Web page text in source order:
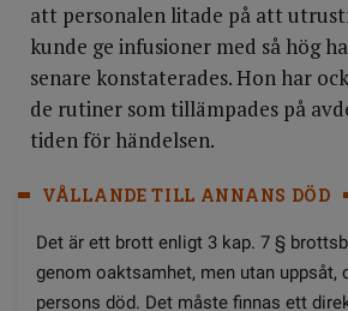
att personalen litade på att
kunde ge infusioner med så hög
senare konstaterades. Hon har
de rutiner som tillämpades på
tiden för händelsen.
VÅLLANDE TILL ANNANS DÖD
Det är ett brott enligt 3 kap. 7 §
genom oaktsamhet, men utan uppsåt,
persons död. Det måste finnas ett